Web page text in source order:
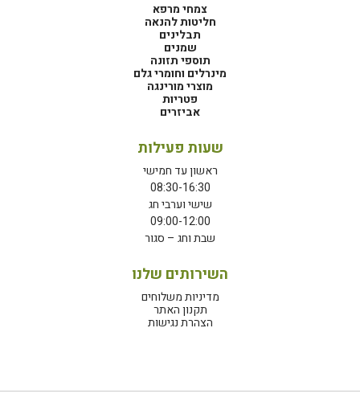
צמחי מרפא
חליטות להנאה
תבלינים
שמנים
תוספי תזונה
מינרלים וחומרי גלם
מוצרי מורינגה
פטריות
אביזרים
שעות פעילות
ראשון עד חמישי
08:30-16:30
שישי וערבי חג
09:00-12:00
שבת וחג – סגור
השירותים שלנו
מדיניות משלוחים
תקנון האתר
הצהרת נגישות